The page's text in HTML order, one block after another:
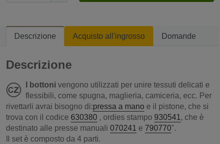
Descrizione Acquisto all'ingrosso Domande
Descrizione
I bottoni vengono utilizzati per unire tessuti delicati e
flessibili, come spugna, maglieria, camiceria, ecc. Per
rivettarli avrai bisogno di:pressa a mano e il pistone, che si
trova con il codice 630380 , ordies stampo 930541, che è
destinato alle presse manuali 070241 e 790770".
Il set è composto da 4 parti.